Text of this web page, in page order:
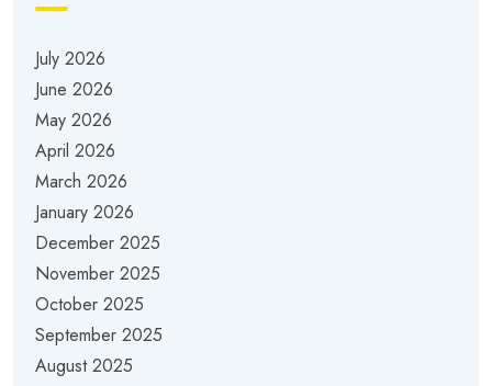
July 2026
June 2026
May 2026
April 2026
March 2026
January 2026
December 2025
November 2025
October 2025
September 2025
August 2025